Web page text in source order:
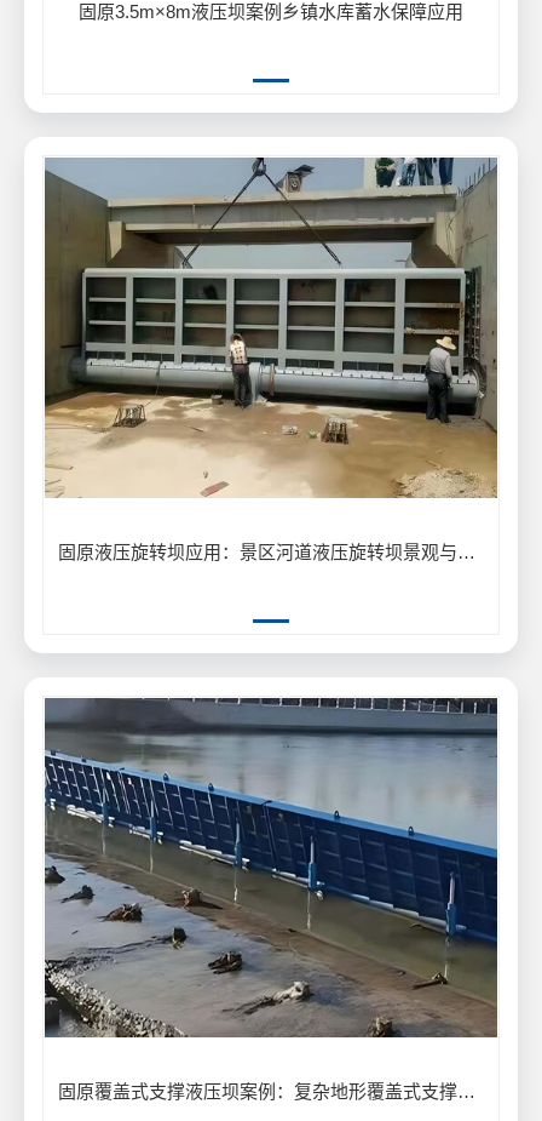
固原3.5m×8m液压坝案例乡镇水库蓄水保障应用
固原液压旋转坝应用：景区河道液压旋转坝景观与泄洪工程
固原覆盖式支撑液压坝案例：复杂地形覆盖式支撑液压坝安装应用